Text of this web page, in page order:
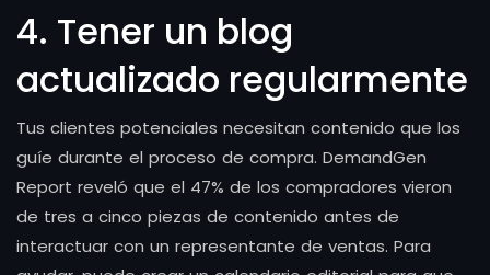
4. Tener un blog
actualizado regularmente
Tus clientes potenciales necesitan contenido que los
guíe durante el proceso de compra. DemandGen
Report reveló que el 47% de los compradores vieron
de tres a cinco piezas de contenido antes de
interactuar con un representante de ventas. Para